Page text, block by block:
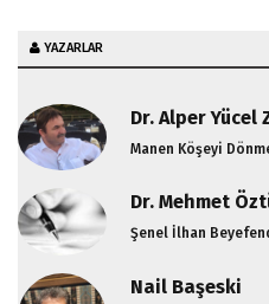
YAZARLAR
Dr. Alper Yücel
Manen Köşeyi
Dr. Mehmet
Şenel İlhan
Nail Başeski